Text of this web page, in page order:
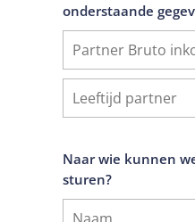
onderstaande
Naar wie kunnen
sturen?